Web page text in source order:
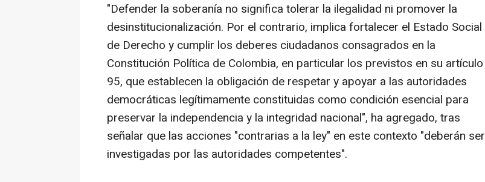
"Defender la soberanía no significa tolerar la ilegalidad ni promover la
desinstitucionalización. Por el contrario, implica fortalecer el Estado Social
de Derecho y cumplir los deberes ciudadanos consagrados en la
Constitución Política de Colombia, en particular los previstos en su artículo
95, que establecen la obligación de respetar y apoyar a las autoridades
democráticas legítimamente constituidas como condición esencial para
preservar la independencia y la integridad nacional", ha agregado, tras
señalar que las acciones "contrarias a la ley" en este contexto "deberán ser
investigadas por las autoridades competentes".